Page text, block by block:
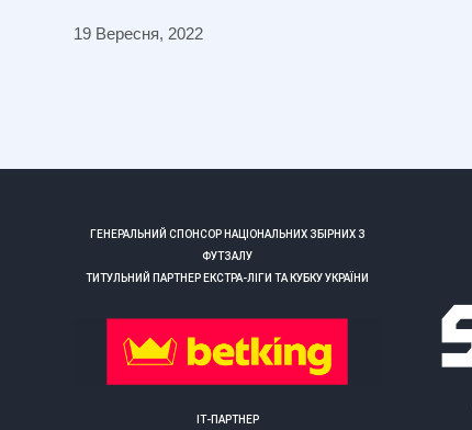
19 Вересня, 2022
ГЕНЕРАЛЬНИЙ СПОНСОР НАЦІОНАЛЬНИХ ЗБІРНИХ З
ФУТЗАЛУ
ТИТУЛЬНИЙ ПАРТНЕР ЕКСТРА-ЛІГИ ТА КУБКУ УКРАЇНИ
ІТ-ПАРТНЕР